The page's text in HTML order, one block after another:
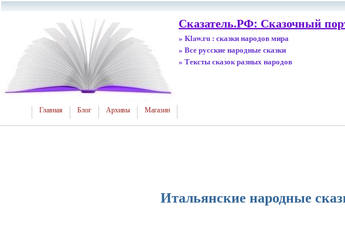
Сказатель.РФ: Сказочный
» Klaw.ru : сказки народов мира
» Все русские народные сказки
» Тексты сказок разных народов
Главная Блог Архивы Магазин
Итальянские народные